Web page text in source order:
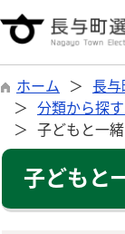
ホーム
長与
分類から探す
子どもと一
子どもと